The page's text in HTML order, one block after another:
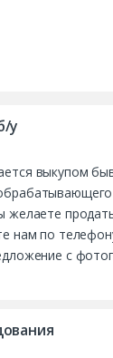
у
выкупом
желаете
нам по
с